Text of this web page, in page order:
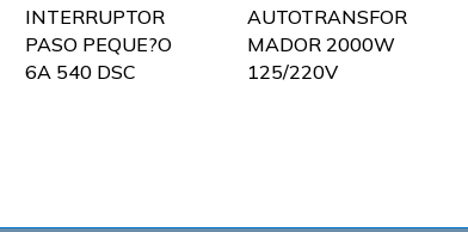
INTERRUPTOR
PASO PEQUE?O
6A 540 DSC
AUTOTRANSFOR
MADOR 2000W
125/220V